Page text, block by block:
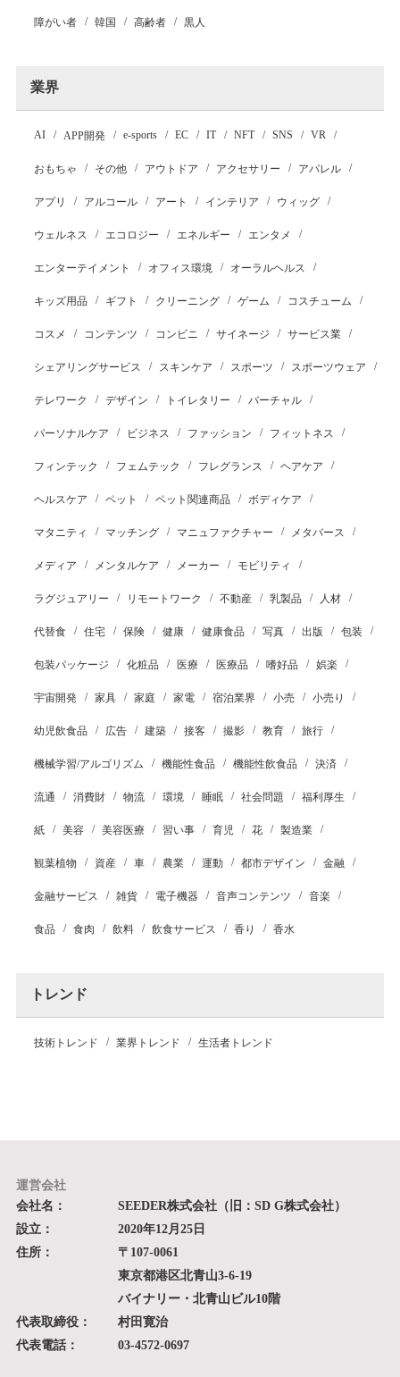
障がい者 韓国 高齢者 黒人
業界
AI APP開発 e-sports EC IT NFT SNS VR
おもちゃ その他 アウトドア アクセサリー アパレル
アプリ アルコール アート インテリア ウィッグ
ウェルネス エコロジー エネルギー エンタメ
エンターテイメント オフィス環境 オーラルヘルス
キッズ用品 ギフト クリーニング ゲーム コスチューム
コスメ コンテンツ コンビニ サイネージ サービス業
シェアリングサービス スキンケア スポーツ スポーツウェア
テレワーク デザイン トイレタリー バーチャル
パーソナルケア ビジネス ファッション フィットネス
フィンテック フェムテック フレグランス ヘアケア
ヘルスケア ペット ペット関連商品 ボディケア
マタニティ マッチング マニュファクチャー メタバース
メディア メンタルケア メーカー モビリティ
ラグジュアリー リモートワーク 不動産 乳製品 人材
代替食 住宅 保険 健康 健康食品 写真 出版 包装
包装パッケージ 化粧品 医療 医療品 嗜好品 娯楽
宇宙開発 家具 家庭 家電 宿泊業界 小売 小売り
幼児飲食品 広告 建築 接客 撮影 教育 旅行
機械学習/アルゴリズム 機能性食品 機能性飲食品 決済
流通 消費財 物流 環境 睡眠 社会問題 福利厚生
紙 美容 美容医療 習い事 育児 花 製造業
観葉植物 資産 車 農業 運動 都市デザイン 金融
金融サービス 雑貨 電子機器 音声コンテンツ 音楽
食品 食肉 飲料 飲食サービス 香り 香水
トレンド
技術トレンド 業界トレンド 生活者トレンド
運営会社
会社名：
SEEDER株式会社（旧：SD G株式会社）
設立：
2020年12月25日
住所：
〒107-0061
東京都港区北青山3-6-19
バイナリー・北青山ビル10階
代表取締役：
村田寛治
代表電話：
03-4572-0697